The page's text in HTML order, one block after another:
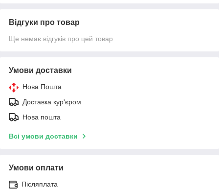
Відгуки про товар
Ще немає відгуків про цей товар
Умови доставки
Нова Пошта
Доставка кур'єром
Нова пошта
Всі умови доставки
Умови оплати
Післяплата